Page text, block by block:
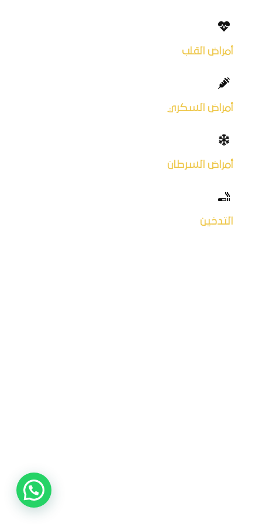
أمراض القلب
أمراض السكري
أمراض السرطان
التدخين